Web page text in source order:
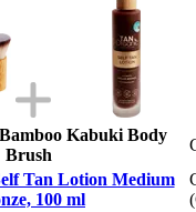
Kabuki Body
Brush
Tan Lotion Medium
100 ml